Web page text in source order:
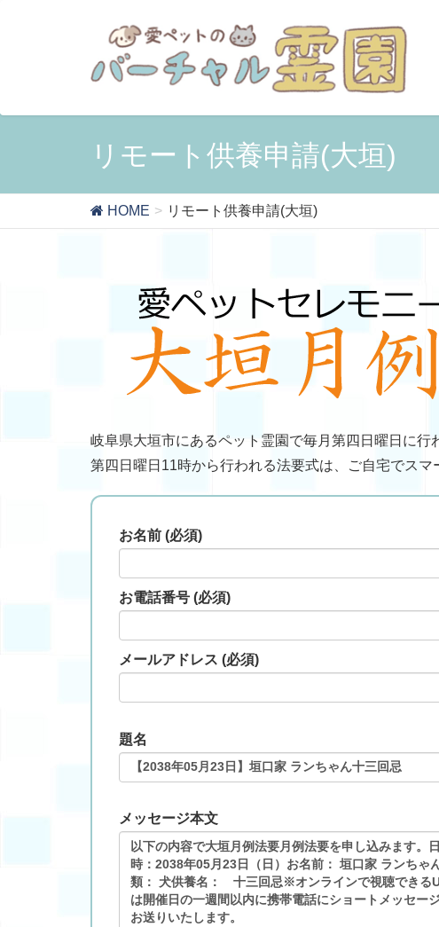
リモート供養申請(大垣)
HOME リモート供養申請(大垣)
岐阜県大垣市にあるペット霊園で毎月第四日曜日に行
第四日曜日11時から行われる法要式は、ご自宅でスマ
お名前 (必須)
お電話番号 (必須)
メールアドレス (必須)
題名
メッセージ本文